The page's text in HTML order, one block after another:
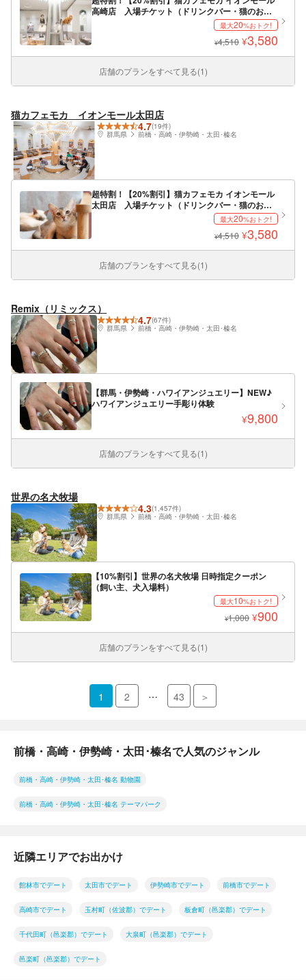
高崎店 入場チケット（ドリンクバー・猫のおや
最大20%おトク!
¥4,510 ¥3,580
店舗のプランをすべて見る(1)
猫カフェモカ イオンモール太田店
4.7(19件)
群馬県
前橋・高崎・伊勢崎・太田･榛名
超特割！【20%割引】猫カフェモカ イオンモール
太田店 入場チケット（ドリンクバー・猫のおや
最大20%おトク!
¥4,510 ¥3,580
店舗のプランをすべて見る(1)
Remix（リミックス）
4.7(67件)
群馬県
前橋・高崎・伊勢崎・太田･榛名
【群馬・伊勢崎・ハワイアンジュエリー】NEW♪
ハワイアンジュエリー手彫り体験
¥9,800
店舗のプランをすべて見る(1)
世界の名犬牧場
4.3(1,457件)
群馬県
前橋・高崎・伊勢崎・太田･榛名
【10%割引】世界の名犬牧場 日時指定クーポン
（飼い主、犬入場料）
最大10%おトク!
¥1,000 ¥900
店舗のプランをすべて見る(1)
1 2 … 43 ＞
前橋・高崎・伊勢崎・太田･榛名で人気のジャンル
前橋・高崎・伊勢崎・太田･榛名 動物園
前橋・高崎・伊勢崎・太田･榛名 テーマパーク
近隣エリアでお出かけ
館林市でデート 太田市でデート 伊勢崎市でデート 前橋市でデート
高崎市でデート 玉村町（佐波郡）でデート 板倉町（邑楽郡）でデート
千代田町（邑楽郡）でデート 大泉町（邑楽郡）でデート
邑楽町（邑楽郡）でデート